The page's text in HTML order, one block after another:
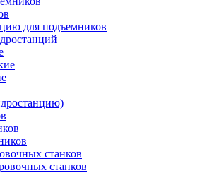
для подъемников
станков
станков